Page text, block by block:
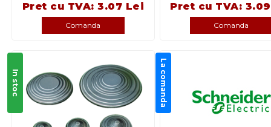
Pret cu TVA: 3.07 Lei
Comanda
Pret cu TVA:
Comanda
In stoc La comanda